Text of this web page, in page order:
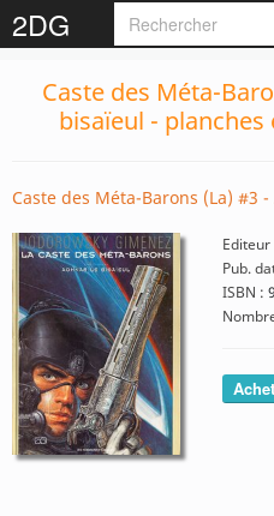
2DG
Caste des Méta-
bisaïeul -
Caste des Méta-Barons (La) #3
Editeur
Pub.
ISBN :